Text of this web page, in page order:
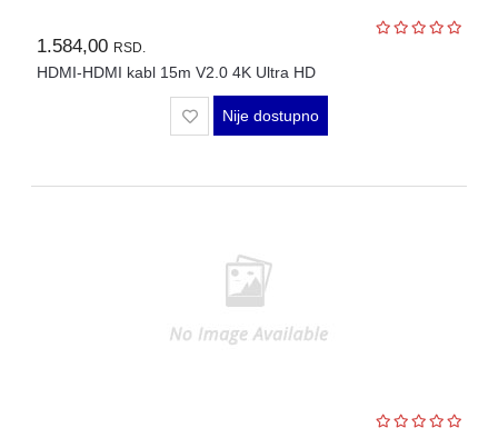
1.584,00 RSD.
HDMI-HDMI kabl 15m V2.0 4K Ultra HD
Nije dostupno